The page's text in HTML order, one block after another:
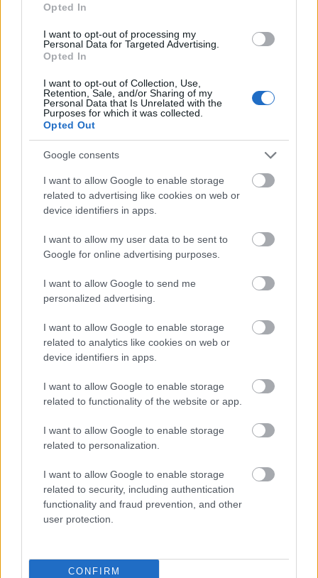
Opted In
I want to opt-out of processing my
Personal Data for Targeted Advertising.
Opted In
I want to opt-out of Collection, Use,
Retention, Sale, and/or Sharing of my
Personal Data that Is Unrelated with the
Purposes for which it was collected.
Opted Out
Google consents
I want to allow Google to enable storage
related to advertising like cookies on web or
device identifiers in apps.
I want to allow my user data to be sent to
Google for online advertising purposes.
I want to allow Google to send me
personalized advertising.
I want to allow Google to enable storage
related to analytics like cookies on web or
device identifiers in apps.
I want to allow Google to enable storage
related to functionality of the website or app.
I want to allow Google to enable storage
related to personalization.
I want to allow Google to enable storage
related to security, including authentication
functionality and fraud prevention, and other
user protection.
CONFIRM
eltávolították a közgyűjteményekből. A
müncheni egyezmény után 1938-ban
Londonba menekült. Pénzhiány miatt főleg
akvarelleket festett, de befejezett néhány
nagyméretű képet is (
Anschluss – Alice
Csodaországban, Amiért harcolunk).
Anschluss - Alice csodaországban
kiállításai Európában és az Egysült
Államokban. Kokoschka folytatta a portré- és
tájképfestést, és életében először
viszonylagos jómódban élt. 1953-ban Svájcba
települt át, és Salzburgban létrehozta a
Schule des Sehens(A látás iskolája) elnevezésű
nyári akadémiát. Továbbra is dolgozott mint
író és mint litográfus, de több falikárpitot,
Burgtheater és a Salzburgi Ünnepi Játékok
számára, például MozartVarázsfuvolájához.
Utolsó korszaka nyugodtabb és világosabb
az addigiaknál, de bírálói szerint akkori képei
erőtlenebb a korábbiaknál. 94. születésnapja
előtt pár nappal, 1980. február 22-én hunyt el